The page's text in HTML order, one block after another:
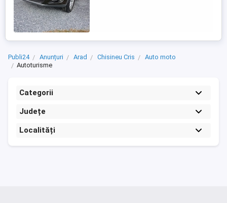
Publi24 Anunțuri Arad Chisineu Cris
Auto moto
Autoturisme
Categorii
Județe
Localități